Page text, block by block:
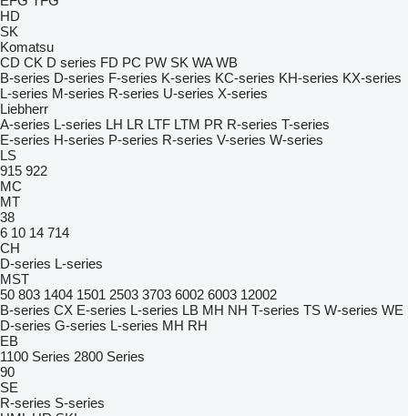
HD
SK
Komatsu
CD CK D series FD PC PW SK WA WB
B-series D-series F-series K-series KC-series KH-series KX-series
L-series M-series R-series U-series X-series
Liebherr
A-series L-series LH LR LTF LTM PR R-series T-series
E-series H-series P-series R-series V-series W-series
LS
915 922
MC
MT
38
6 10 14 714
CH
D-series L-series
MST
50 803 1404 1501 2503 3703 6002 6003 12002
B-series CX E-series L-series LB MH NH T-series TS W-series WE
D-series G-series L-series MH RH
EB
1100 Series 2800 Series
90
SE
R-series S-series